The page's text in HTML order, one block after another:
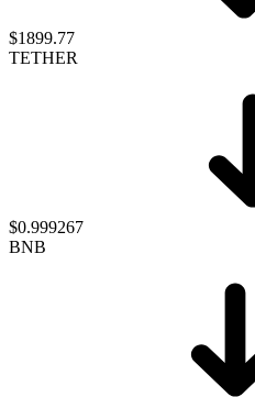
$1899.77
TETHER
$0.999267
BNB